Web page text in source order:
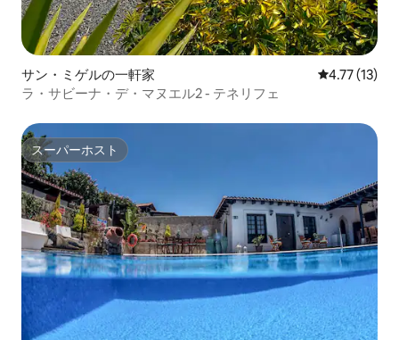
サン・ミゲルの一軒家 レビュー13
4.77 (13)
ラ・サビーナ・デ・マヌエル2 - テネリフェ
スーパーホスト
スーパーホスト